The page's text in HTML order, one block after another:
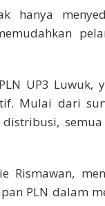
hanya
UP3 Luwuk,
Mulai dari
Rismawan,
PLN dalam